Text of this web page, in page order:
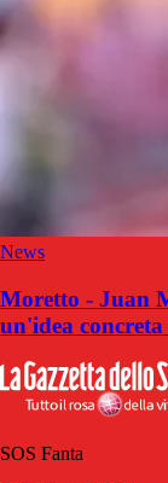
News
Moretto - Juan
un'idea
SOS Fanta